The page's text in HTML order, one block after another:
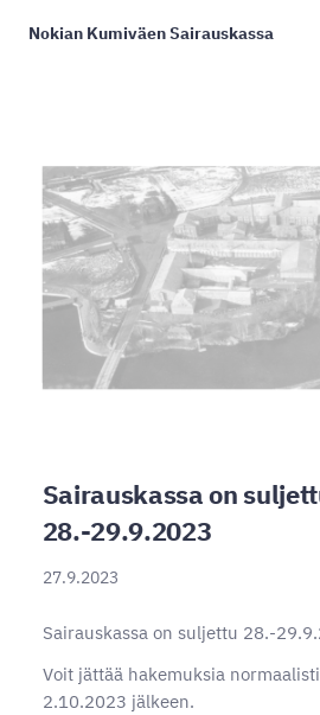
Siirry
Nokian Kumiväen Sairauskassa
Sairauskassa on
28.-29.9.2023
27.9.2023
Sairauskassa on suljettu 28.-
Voit jättää hakemuksia
2.10.2023 jälkeen.